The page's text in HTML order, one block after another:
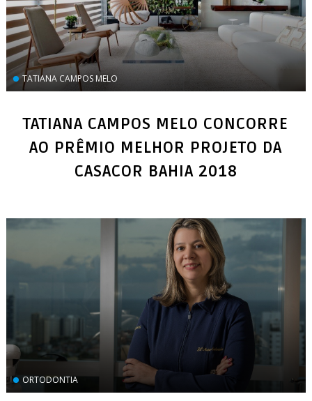
TATIANA CAMPOS MELO
TATIANA CAMPOS MELO CONCORRE
AO PRÊMIO MELHOR PROJETO DA
CASACOR BAHIA 2018
ORTODONTIA